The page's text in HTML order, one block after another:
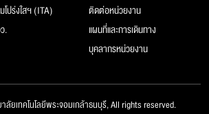
ปร่งใสฯ (ITA)
.
ติดต่อหน่วยงาน
แผนที่และการเดินทาง
บุคลากรหน่วยงาน
ยเทคโนโลยีพระจอมเกล้าธนบุรี, All rights reserved.